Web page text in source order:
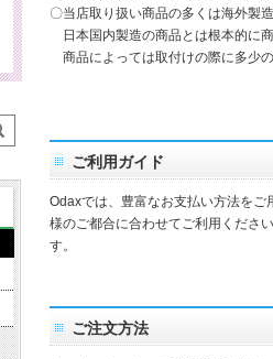
〇当店取り扱い商品の多くは海外製
日本国内製造の商品とは根本的に
商品によっては取付けの際に多少
ご利用ガイド
Odaxでは、豊富なお支払い方法を
様のご都合に合わせてご利用くださ
す。
ご注文方法